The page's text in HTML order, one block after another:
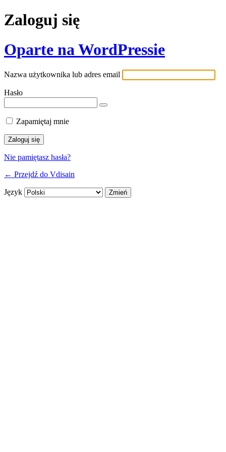
Zaloguj się
Oparte na WordPressie
Nazwa użytkownika lub adres email
Hasło
Zapamiętaj mnie
Nie pamiętasz hasła?
← Przejdź do Vdisain
Język